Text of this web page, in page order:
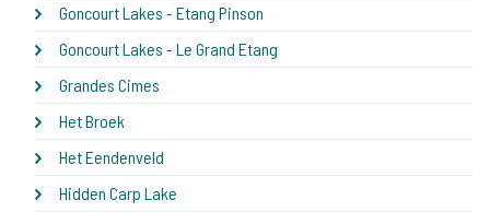
Goncourt Lakes - Etang Pinson
Goncourt Lakes - Le Grand Etang
Grandes Cimes
Het Broek
Het Eendenveld
Hidden Carp Lake